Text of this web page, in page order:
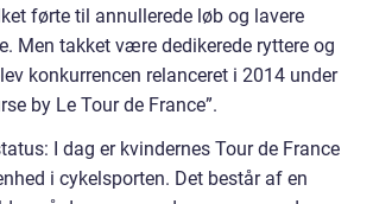
førte til annullerede løb og lavere
Men takket være dedikerede ryttere og
konkurrencen relanceret i 2014 under
by Le Tour de France”.
I dag er kvindernes Tour de France
i cykelsporten. Det består af en